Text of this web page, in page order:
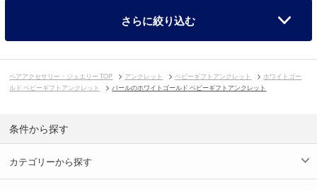
さらに絞り込む
ペアアクセサリー・ジュエリー TOP アンクレット ベビーギフトアンクレット
ホワイトゴー
ルド ベビーギフトアンクレット
パールのホワイトゴールド ベビーギフトアンクレット
条件から探す
カテゴリーから探す